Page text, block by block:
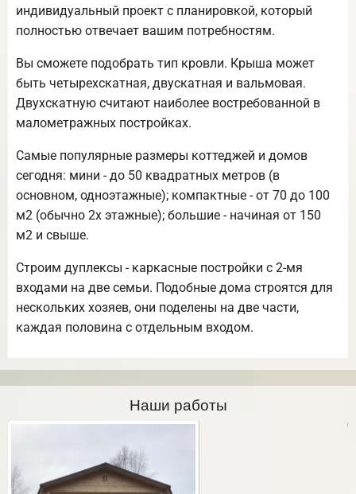
индивидуальный проект с планировкой, который
полностью отвечает вашим потребностям.
Вы сможете подобрать тип кровли. Крыша может
быть четырехскатная, двускатная и вальмовая.
Двухскатную считают наиболее востребованной в
малометражных постройках.
Самые популярные размеры коттеджей и домов
сегодня: мини - до 50 квадратных метров (в
основном, одноэтажные); компактные - от 70 до 100
м2 (обычно 2х этажные); большие - начиная от 150
м2 и свыше.
Строим дуплексы - каркасные постройки с 2-мя
входами на две семьи. Подобные дома строятся для
нескольких хозяев, они поделены на две части,
каждая половина с отдельным входом.
Наши работы